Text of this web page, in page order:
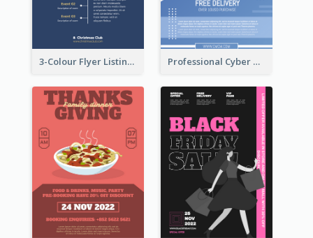
3-Colour Flyer Listing Christmas Activities Professional Cyber Monday Free Delivery Promotion Flyer Design